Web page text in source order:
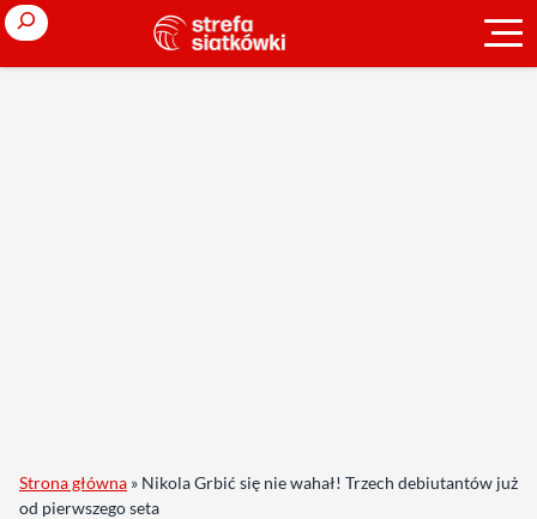
Search
Strona główna » Nikola Grbić się nie wahał! Trzech debiutantów już
od pierwszego seta